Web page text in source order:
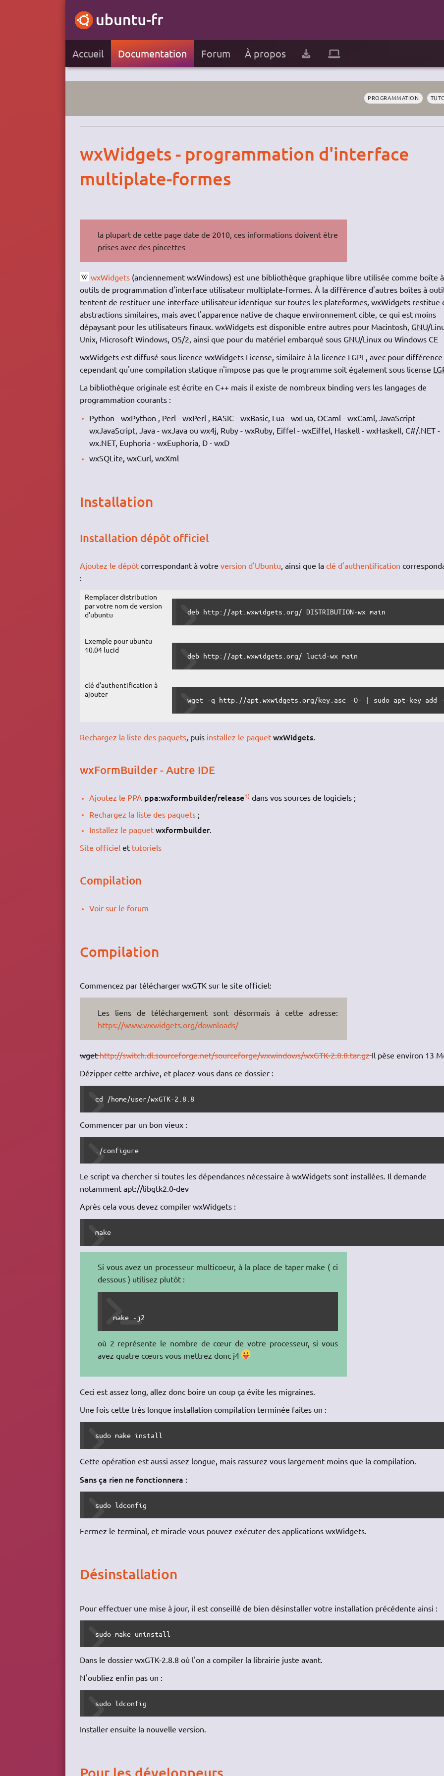
Accueil Documentation Forum À propos
PROGRAMMATION
wxWidgets - programmation d'interface
multiplate-formes
la plupart de cette page date de 2010, ces informations doivent être
prises avec des pincettes
wxWidgets (anciennement wxWindows) est une bibliothèque graphique libre utilisée comme boîte à
outils de programmation d'interface utilisateur multiplate-formes. À la différence d'autres boîtes à
tentent de restituer une interface utilisateur identique sur toutes les plateformes, wxWidgets restitue
abstractions similaires, mais avec l'apparence native de chaque environnement cible, ce qui est moins
dépaysant pour les utilisateurs finaux. wxWidgets est disponible entre autres pour Macintosh, GNU/
Unix, Microsoft Windows, OS/2, ainsi que pour du matériel embarqué sous GNU/Linux ou Windows CE
wxWidgets est diffusé sous licence wxWidgets License, similaire à la licence LGPL , avec pour différence
cependant qu'une compilation statique n'impose pas que le programme soit également sous license
La bibliothèque originale est écrite en C++ mais il existe de nombreux binding vers les langages de
programmation courants :
Python - wxPython , Perl - wxPerl , BASIC - wxBasic, Lua - wxLua, OCaml - wxCaml, JavaScript -
wxJavaScript, Java - wxJava ou wx4j, Ruby - wxRuby, Eiffel - wxEiffel, Haskell - wxHaskell, C#/.NET -
wx.NET, Euphoria - wxEuphoria, D - wxD
wxSQLite, wxCurl, wxXml
Installation
Installation dépôt officiel
Ajoutez le dépôtcorrespondant à votre version d'Ubuntu , ainsi que la clé d'authentification
:
Remplacer distribution
par votre nom de version
d'ubuntu
deb http://apt.wxwidgets.org/ DISTRIBUTION-wx main
Exemple pour ubuntu
10.04 lucid
deb http://apt.wxwidgets.org/ lucid-wx main
clé d'authentification à
ajouter
wget -q http://apt.wxwidgets.org/key.asc -O- | sudo apt-key
Rechargez la liste des paquets, puis installez le paquet wxWidgets.
wxFormBuilder - Autre IDE
Ajoutez le PPA ppa:wxformbuilder/release1) dans vos sources de logiciels ;
Rechargez la liste des paquets ;
Installez le paquet wxformbuilder.
Site officielet tutoriels
Compilation
Voir sur le forum
Compilation
Commencez par télécharger wxGTK sur le site officiel:
Les liens de téléchargement sont désormais à cette adresse:
https://www.wxwidgets.org/downloads/
wgethttp://switch.dl.sourceforge.net/sourceforge/wxwindows/wxGTK-2.8.8.tar.gz Il pèse environ 13
Dézipper cette archive, et placez-vous dans ce dossier :
cd /home/user/wxGTK-2.8.8
Commencer par un bon vieux :
./configure
Le script va chercher si toutes les dépendances nécessaire à wxWidgets sont installées. Il demande
notamment apt://libgtk2.0-dev
Après cela vous devez compiler wxWidgets :
make
Si vous avez un processeur multicoeur, à la place de taper make ( ci
dessous ) utilisez plutôt :
make -j2
où 2 représente le nombre de cœur de votre processeur, si vous
avez quatre cœurs vous mettrez donc j4
Ceci est assez long, allez donc boire un coup ça évite les migraines.
Une fois cette très longueinstallationcompilation terminée faites un :
sudo make install
Cette opération est aussi assez longue, mais rassurez vous largement moins que la compilation.
Sans ça rien ne fonctionnera :
sudo ldconfig
Fermez le terminal, et miracle vous pouvez exécuter des applications wxWidgets.
Désinstallation
Pour effectuer une mise à jour, il est conseillé de bien désinstaller votre installation précédente ainsi :
sudo make uninstall
Dans le dossier wxGTK-2.8.8 où l'on a compiler la librairie juste avant.
N'oubliez enfin pas un :
sudo ldconfig
Installer ensuite la nouvelle version.
Pour les développeurs